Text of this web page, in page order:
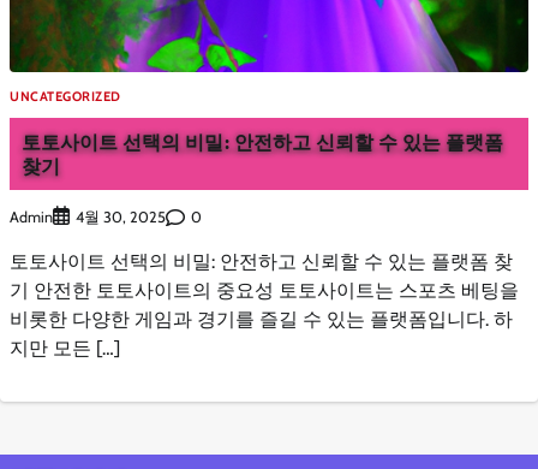
UNCATEGORIZED
토토사이트 선택의 비밀: 안전하고 신뢰할 수 있는 플랫폼
찾기
Admin 4월 30, 2025 0
토토사이트 선택의 비밀: 안전하고 신뢰할 수 있는 플랫폼 찾
기 안전한 토토사이트의 중요성 토토사이트는 스포츠 베팅을
비롯한 다양한 게임과 경기를 즐길 수 있는 플랫폼입니다. 하
지만 모든 […]